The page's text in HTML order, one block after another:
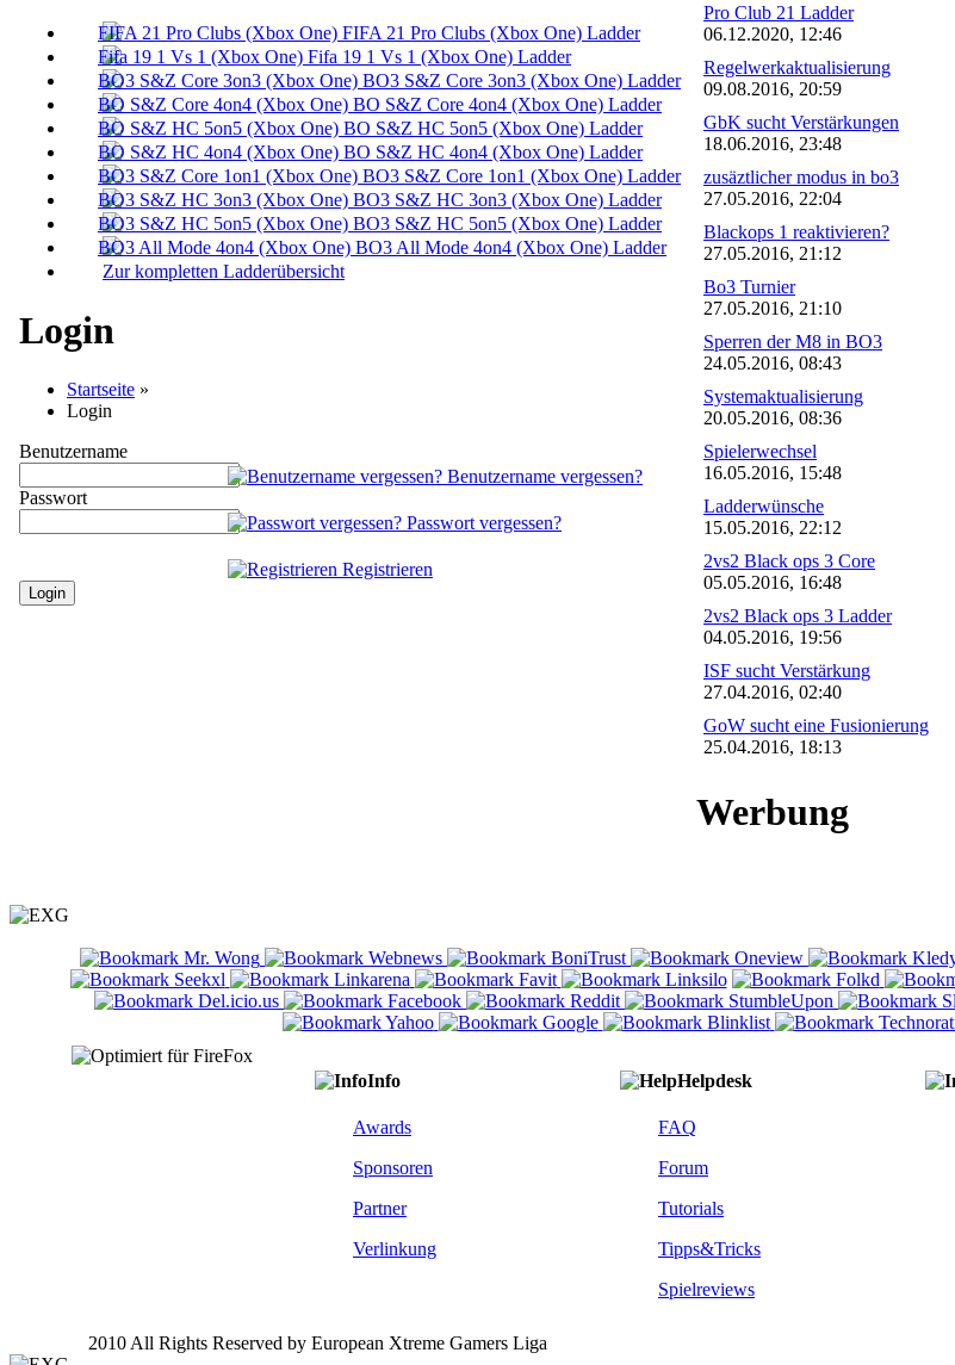
FIFA 21 Pro Clubs (Xbox One) Ladder
Fifa 19 1 Vs 1 (Xbox One) Ladder
BO3 S&Z Core 3on3 (Xbox One) Ladder
BO S&Z Core 4on4 (Xbox One) Ladder
BO S&Z HC 5on5 (Xbox One) Ladder
BO S&Z HC 4on4 (Xbox One) Ladder
BO3 S&Z Core 1on1 (Xbox One) Ladder
BO3 S&Z HC 3on3 (Xbox One) Ladder
BO3 S&Z HC 5on5 (Xbox One) Ladder
BO3 All Mode 4on4 (Xbox One) Ladder
Zur kompletten Ladderübersicht
Login
Startseite »
Login
Benutzername
Benutzername vergessen?
Passwort
Passwort vergessen?
Registrieren
Pro Club 21 Ladder
06.12.2020, 12:46
Regelwerkaktualisierung
09.08.2016, 20:59
GbK sucht Verstärkungen
18.06.2016, 23:48
zusäztlicher modus in bo3
27.05.2016, 22:04
Blackops 1 reaktivieren?
27.05.2016, 21:12
Bo3 Turnier
27.05.2016, 21:10
Sperren der M8 in BO3
24.05.2016, 08:43
Systemaktualisierung
20.05.2016, 08:36
Spielerwechsel
16.05.2016, 15:48
Ladderwünsche
15.05.2016, 22:12
2vs2 Black ops 3 Core
05.05.2016, 16:48
2vs2 Black ops 3 Ladder
04.05.2016, 19:56
ISF sucht Verstärkung
27.04.2016, 02:40
GoW sucht eine Fusionierung
25.04.2016, 18:13
Werbung
Info
Awards
Sponsoren
Partner
Verlinkung
Helpdesk
FAQ
Forum
Tutorials
Tipps&Tricks
Spielreviews
2010 All Rights Reserved by European Xtreme Gamers Liga